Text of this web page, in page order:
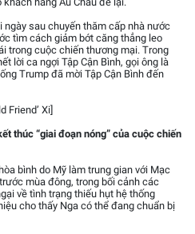
ngày sau chuyến thăm cấp nhà nước
tìm cách giảm bớt căng thẳng leo
trong cuộc chiến thương mại. Trong
lời ca ngợi Tập Cận Bình, gọi ông là
Trump đã mời Tập Cận Bình đến
Friend’ Xi]
thúc “giai đoạn nóng” của cuộc chiến
bình do Mỹ làm trung gian với Mạc
mùa đông, trong bối cảnh các
về tình trạng thiếu hụt hệ thống
cho thấy Nga có thể đang chuẩn bị